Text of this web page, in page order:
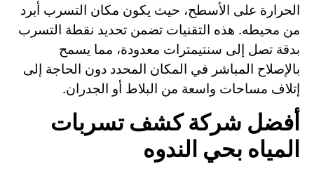
الحرارة على الأسطح، حيث يكون مكان التسرب أبرد
من محيطه. هذه التقنيات تضمن تحديد نقطة التسرب
بدقة تصل إلى سنتيمترات معدودة، مما يسمح
بالإصلاح المباشر في المكان المحدد دون الحاجة إلى
إتلاف مساحات واسعة من البلاط أو الجدران.
أفضل شركة كشف تسربات
المياه بحي الندوه